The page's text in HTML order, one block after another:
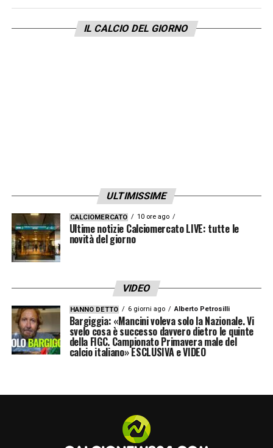
IL CALCIO DEL GIORNO
ULTIMISSIME
CALCIOMERCATO 10 ore ago
Ultime notizie Calciomercato LIVE: tutte le
novità del giorno
VIDEO
HANNO DETTO 6 giorni ago Alberto Petrosilli
Bargiggia: «Mancini voleva solo la Nazionale. Vi
svelo cosa è successo davvero dietro le quinte
della FIGC. Campionato Primavera male del
calcio italiano» ESCLUSIVA e VIDEO